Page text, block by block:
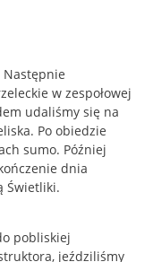
w zespołowej
udaliśmy się na
Po obiedzie
sumo. Później
dnia
Świetliki.
pobliskiej
jeździliśmy